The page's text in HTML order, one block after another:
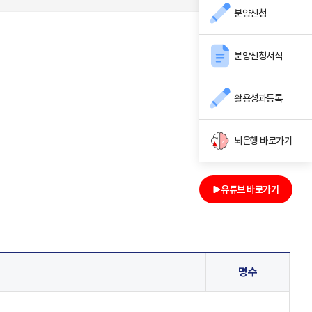
명수
분양신청
분양신청서식
활용성과등록
뇌은행 바로가기
유튜브 바로가기